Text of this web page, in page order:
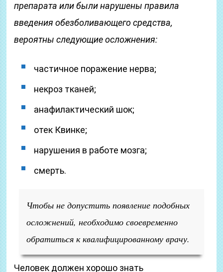
препарата или были нарушены правила
введения обезболивающего средства,
вероятны следующие осложнения:
частичное поражение нерва;
некроз тканей;
анафилактический шок;
отек Квинке;
нарушения в работе мозга;
смерть.
Чтобы не допустить появление подобных
осложнений, необходимо своевременно
обратиться к квалифицированному врачу.
Человек должен хорошо знать